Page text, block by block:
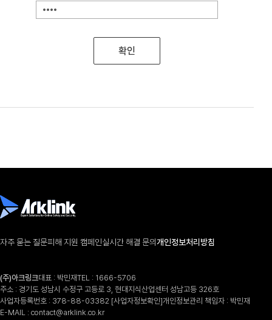
확인
자주 묻는 질문피해 지원 캠페인실시간 해결 문의개인정보처리방침
(주)아크링크대표 : 박민재TEL : 1666-5706
주소 : 경기도 성남시 수정구 고등로 3, 현대지식산업센터 성남고등 326호
사업자등록번호 : 378-88-03382 [사업자정보확인]개인정보관리 책임자 : 박민재
E-MAIL : contact@arklink.co.kr